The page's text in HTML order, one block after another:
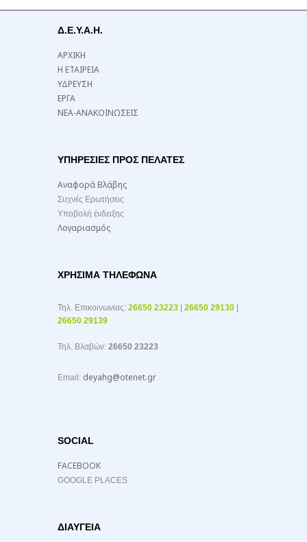
Δ.Ε.Υ.Α.Η.
ΑΡΧΙΚΗ
Η ΕΤΑΙΡΕΙΑ
ΥΔΡΕΥΣΗ
ΕΡΓΑ
ΝΕΑ-ΑΝΑΚΟΙΝΩΣΕΙΣ
ΥΠΗΡΕΣΙΕΣ ΠΡΟΣ ΠΕΛΑΤΕΣ
Αναφορά Βλάβης
Συχνές Ερωτήσεις
Υποβολή ένδειξης
Λογαριασμός
ΧΡΉΣΙΜΑ ΤΗΛΈΦΩΝΑ
Τηλ. Επικοινωνίας: 26650 23223 26650 29130
26650 29139
Τηλ. Βλαβών: 26650 23223
Email: deyahg@otenet.gr
SOCIAL
FACEBOOK
GOOGLE PLACES
ΔΙΑΥΓΕΙΑ